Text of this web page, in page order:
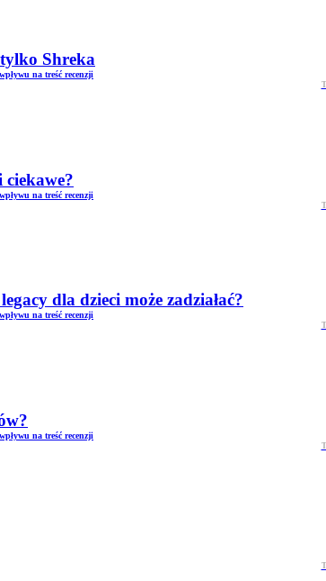
Shreka
na treść recenzji
na treść recenzji
dla dzieci może zadziałać?
na treść recenzji
na treść recenzji